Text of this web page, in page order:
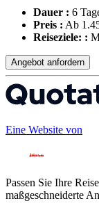
Dauer : 6
Preis : Ab
Reiseziele: :
Angebot anfordern
Eine Website von
Passen Sie Ihre
maßgeschneiderte